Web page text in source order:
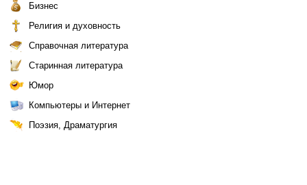
Бизнес
Религия и духовность
Справочная литература
Старинная литература
Юмор
Компьютеры и Интернет
Поэзия, Драматургия